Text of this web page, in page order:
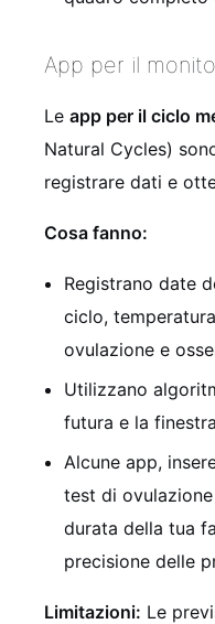
App per il
Le app per il ciclo
Natural Cycles)
registrare dati e
Cosa fanno:
Registrano date
ciclo,
ovulazione e
Utilizzano
futura e la
Alcune app,
test di
durata della tua
precisione delle
Limitazioni: Le